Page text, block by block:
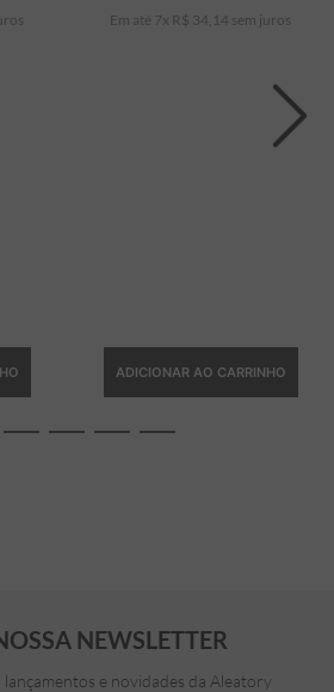
Em até 7 x R$ 34 14 sem juros
ADICIONAR AO CARRINHO
NEWSLETTER
lançamentos e novidades da Aleatory